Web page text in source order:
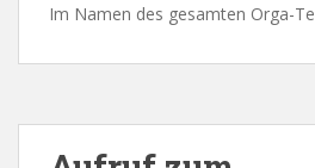
Im Namen des gesamten Orga-